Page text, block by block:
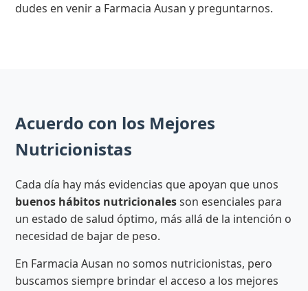
dudes en venir a Farmacia Ausan y preguntarnos.
Acuerdo con los Mejores
Nutricionistas
Cada día hay más evidencias que apoyan que unos
buenos hábitos nutricionalesson esenciales para
un estado de salud óptimo, más allá de la intención o
necesidad de bajar de peso.
En Farmacia Ausan no somos nutricionistas, pero
buscamos siempre brindar el acceso a los mejores